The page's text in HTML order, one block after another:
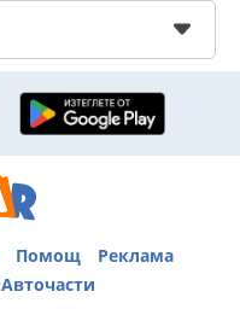
Помощ
Реклама
Авточасти